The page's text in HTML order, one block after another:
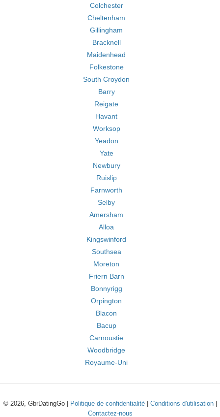
Colchester
Cheltenham
Gillingham
Bracknell
Maidenhead
Folkestone
South Croydon
Barry
Reigate
Havant
Worksop
Yeadon
Yate
Newbury
Ruislip
Farnworth
Selby
Amersham
Alloa
Kingswinford
Southsea
Moreton
Friern Barn
Bonnyrigg
Orpington
Blacon
Bacup
Carnoustie
Woodbridge
Royaume-Uni
© 2026, GbrDatingGo | Politique de confidentialité| Conditions d'utilisation|
Contactez-nous